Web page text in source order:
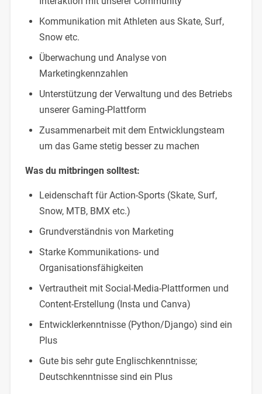
Kommunikation mit Athleten aus Skate, Surf,
Snow etc.
Überwachung und Analyse von
Marketingkennzahlen
Unterstützung der Verwaltung und des Betriebs
unserer Gaming-Plattform
Zusammenarbeit mit dem Entwicklungsteam
um das Game stetig besser zu machen
Was du mitbringen solltest:
Leidenschaft für Action-Sports (Skate, Surf,
Snow, MTB, BMX etc.)
Grundverständnis von Marketing
Starke Kommunikations- und
Organisationsfähigkeiten
Vertrautheit mit Social-Media-Plattformen und
Content-Erstellung (Insta und Canva)
Entwicklerkenntnisse (Python/Django) sind ein
Plus
Gute bis sehr gute Englischkenntnisse;
Deutschkenntnisse sind ein Plus